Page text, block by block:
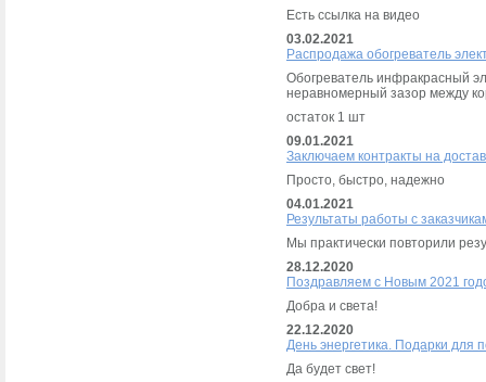
Есть ссылка на видео
03.02.2021
Распродажа обогреватель
Обогреватель инфракрасный
неравномерный зазор между
остаток 1 шт
09.01.2021
Заключаем контракты на
Просто, быстро, надежно
04.01.2021
Результаты работы с
Мы практически повторили
28.12.2020
Поздравляем с Новым 2021
Добра и света!
22.12.2020
День энергетика. Подарки для
Да будет свет!